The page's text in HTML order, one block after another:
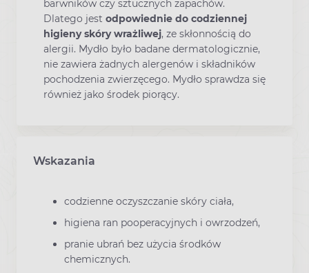
barwników czy sztucznych zapachów.
Dlatego jest odpowiednie do codziennej
higieny skóry wrażliwej, ze skłonnością do
alergii. Mydło było badane dermatologicznie,
nie zawiera żadnych alergenów i składników
pochodzenia zwierzęcego. Mydło sprawdza się
również jako środek piorący.
Wskazania
codzienne oczyszczanie skóry ciała,
higiena ran pooperacyjnych i owrzodzeń,
pranie ubrań bez użycia środków
chemicznych.